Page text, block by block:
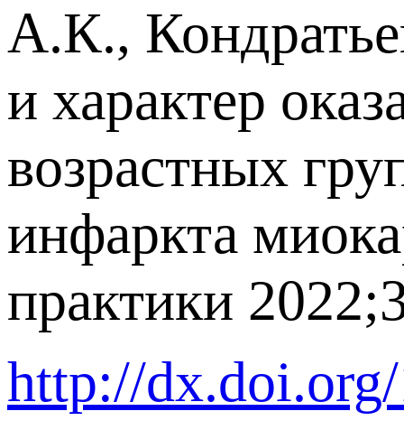
А.К.,
и характер
возрастных
инфаркта
практики
http://